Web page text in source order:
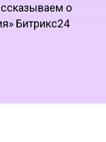
о
Битрикс24